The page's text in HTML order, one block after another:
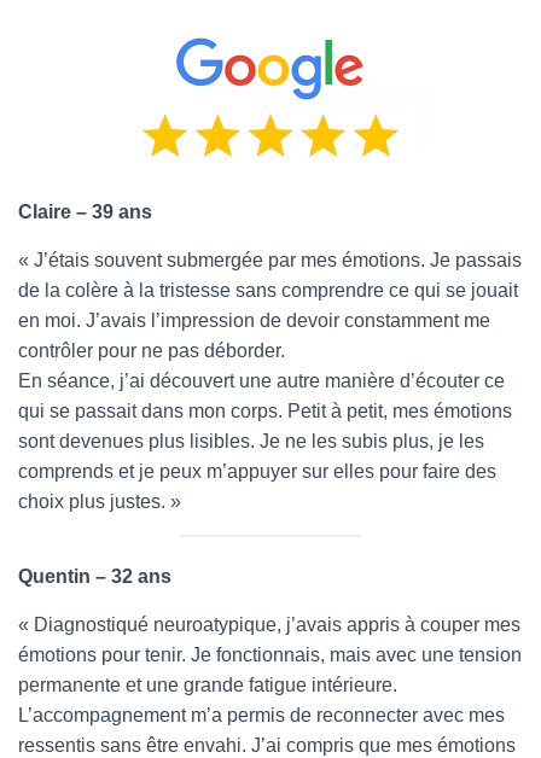
Claire – 39 ans
« J’étais souvent submergée par mes émotions. Je passais
de la colère à la tristesse sans comprendre ce qui se jouait
en moi. J’avais l’impression de devoir constamment me
contrôler pour ne pas déborder.
En séance, j’ai découvert une autre manière d’écouter ce
qui se passait dans mon corps. Petit à petit, mes émotions
sont devenues plus lisibles. Je ne les subis plus, je les
comprends et je peux m’appuyer sur elles pour faire des
choix plus justes. »
Quentin – 32 ans
« Diagnostiqué neuroatypique, j’avais appris à couper mes
émotions pour tenir. Je fonctionnais, mais avec une tension
permanente et une grande fatigue intérieure.
L’accompagnement m’a permis de reconnecter avec mes
ressentis sans être envahi. J’ai compris que mes émotions